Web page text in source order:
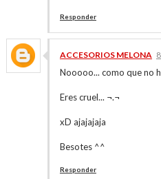
Responder
ACCESORIOS MELONA
Nooooo... como que no
Eres cruel... ¬.¬
xD ajajajaja
Besotes ^^
Responder